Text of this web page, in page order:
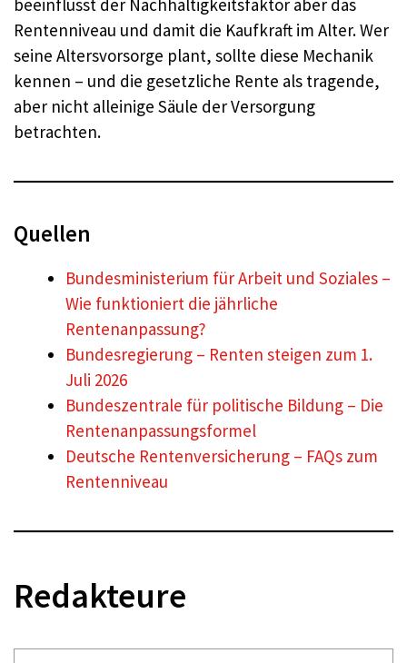
beeinflusst der Nachhaltigkeitsfaktor aber das
Rentenniveau und damit die Kaufkraft im Alter. Wer
seine Altersvorsorge plant, sollte diese Mechanik
kennen – und die gesetzliche Rente als tragende,
aber nicht alleinige Säule der Versorgung
betrachten.
Quellen
Bundesministerium für Arbeit und Soziales –
Wie funktioniert die jährliche
Rentenanpassung?
Bundesregierung – Renten steigen zum 1.
Juli 2026
Bundeszentrale für politische Bildung – Die
Rentenanpassungsformel
Deutsche Rentenversicherung – FAQs zum
Rentenniveau
Redakteure